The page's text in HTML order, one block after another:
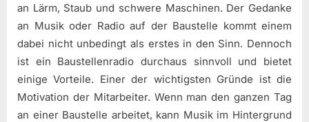
an Lärm, Staub und schwere Maschinen. Der Gedanke
an Musik oder Radio auf der Baustelle kommt einem
dabei nicht unbedingt als erstes in den Sinn. Dennoch
ist ein Baustellenradio durchaus sinnvoll und bietet
einige Vorteile. Einer der wichtigsten Gründe ist die
Motivation der Mitarbeiter. Wenn man den ganzen Tag
an einer Baustelle arbeitet, kann Musik im Hintergrund